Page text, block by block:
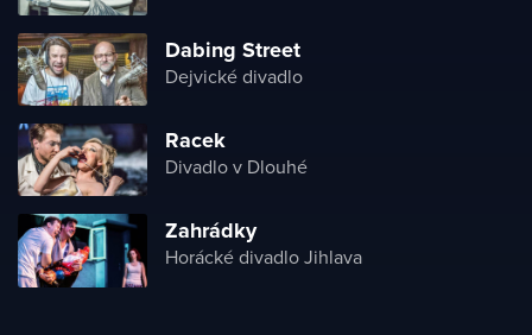
Dabing Street
Dejvické divadlo
Racek
Divadlo v Dlouhé
Zahrádky
Horácké divadlo Jihlava